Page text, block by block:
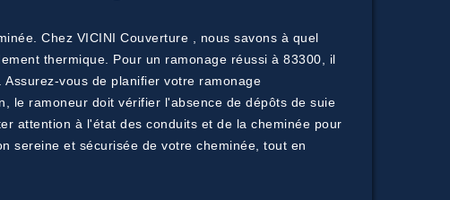
Chez VICINI Couverture , nous savons à quel
thermique. Pour un ramonage réussi à 83300, il
vous de planifier votre ramonage
le ramoneur doit vérifier l'absence de dépôts de suie
attention à l'état des conduits et de la cheminée pour
sereine et sécurisée de votre cheminée, tout en